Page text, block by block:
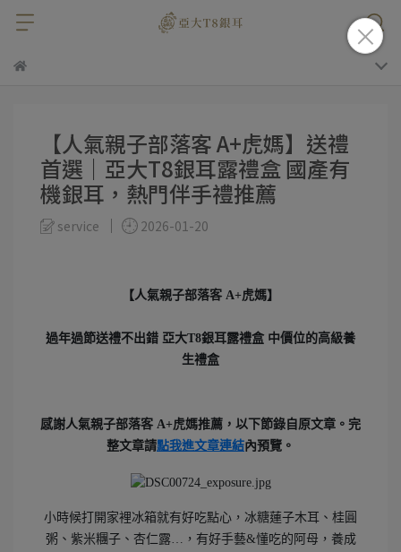
【人氣親子部落客 A+虎媽】送禮
首選｜亞大T8銀耳露禮盒 國產有
機銀耳，熱門伴手禮推薦
service 2026-01-20
【人氣親子部落客 A+虎媽】
過年過節送禮不出錯 亞大T8銀耳露禮盒 中價位的高級養
生禮盒
感謝人氣親子部落客 A+虎媽推薦，以下節錄自原文章。 完
整文章請點我進文章連結內預覽。
小時候打開家裡冰箱就有好吃點心，冰糖蓮子木耳、桂圓
粥、紫米糰子、杏仁露…，有好手藝&懂吃的阿母，養成